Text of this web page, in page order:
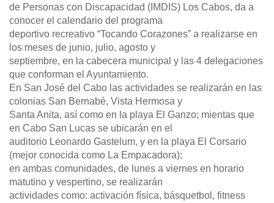
de Personas con Discapacidad (IMDIS) Los Cabos, da a
conocer el calendario del programa
deportivo recreativo “Tocando Corazones” a realizarse en
los meses de junio, julio, agosto y
septiembre, en la cabecera municipal y las 4 delegaciones
que conforman el Ayuntamiento.
En San José del Cabo las actividades se realizarán en las
colonias San Bernabé, Vista Hermosa y
Santa Anita, así como en la playa El Ganzo; mientas que
en Cabo San Lucas se ubicarán en el
auditorio Leonardo Gastelum, y en la playa El Corsario
(mejor conocida como La Empacadora);
en ambas comunidades, de lunes a viernes en horario
matutino y vespertino, se realizarán
actividades como: activación física, básquetbol, fitness